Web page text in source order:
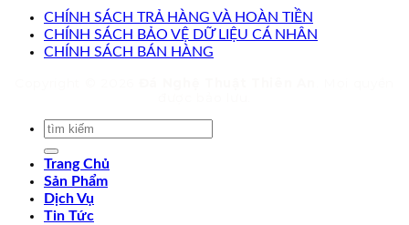
CHÍNH SÁCH TRẢ HÀNG VÀ HOÀN TIỀN
CHÍNH SÁCH BẢO VỆ DỮ LIỆU CÁ NHÂN
CHÍNH SÁCH BÁN HÀNG
Trang Chủ
Sản Phẩm
Dịch Vụ
Tin Tức